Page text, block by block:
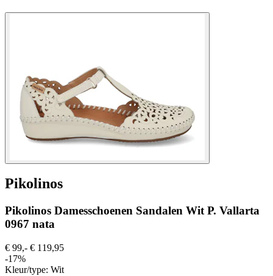
Pikolinos
Pikolinos Damesschoenen Sandalen Wit P. Vallarta
0967 nata
€ 99,- € 119,95
-17%
Kleur/type: Wit